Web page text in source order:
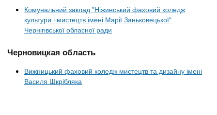
Комунальний заклад "Ніжинський фаховий коледж
культури і мистецтв імені Марії Заньковецької"
Чернігівської обласної ради
Черновицкая область
Вижницький фаховий коледж мистецтв та дизайну імені
Василя Шкрібляка